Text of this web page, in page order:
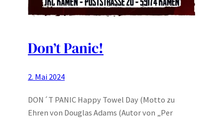
Don’t Panic!
2. Mai 2024
DON´T PANIC Happy Towel Day (Motto zu
Ehren von Douglas Adams (Autor von „Per